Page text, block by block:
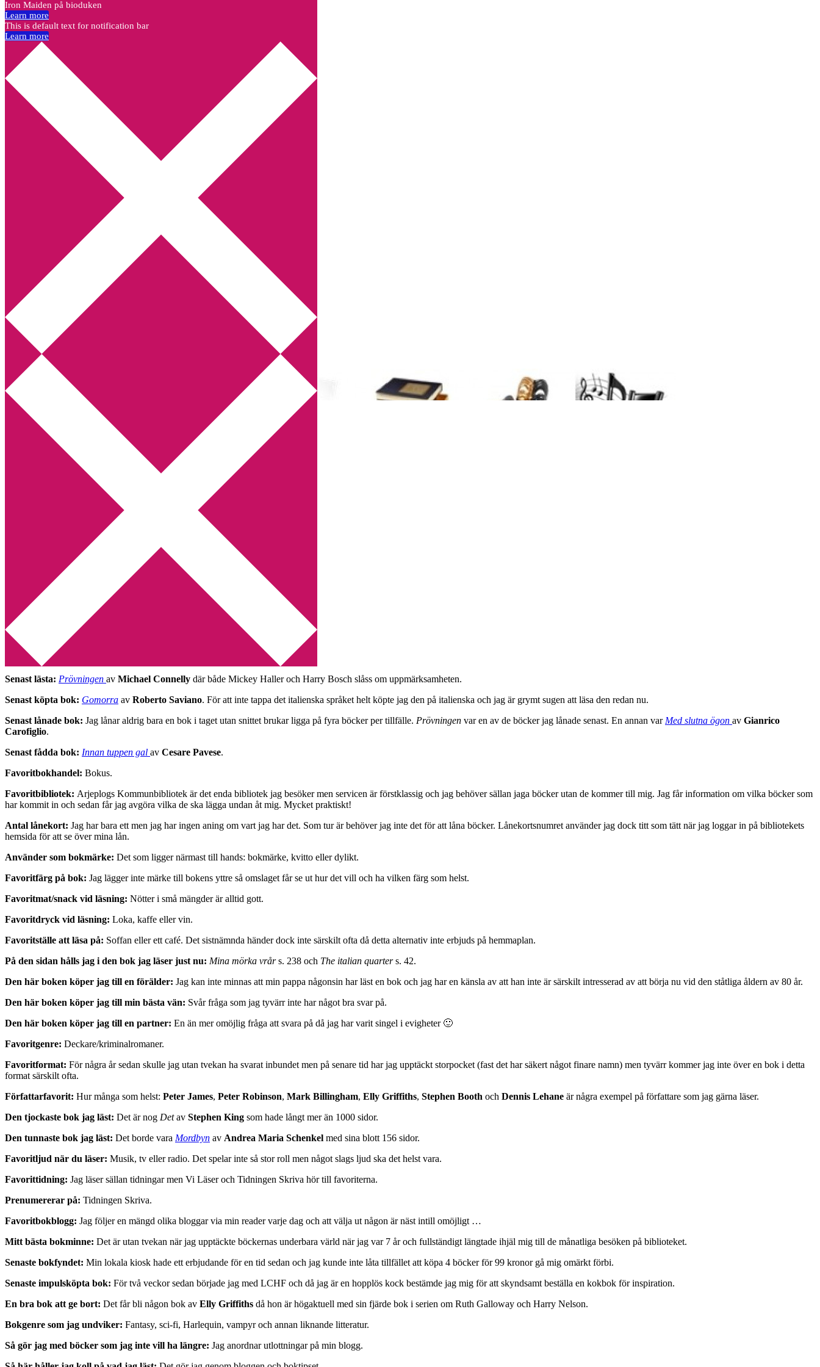
Annikas litteratur- och kulturblogg
Deckare, kriminalromaner, thrillers
Hem
Boktolva
Författarfemman
Kontakt
Webbshop Amazon
Utskriftscentralen
Min tv-blogg
You are here:Home Hej Bokkonsument: Alkb
Hej Bokkonsument: Alkb
2012-02-08 Annika
En enkät som jag hittade hos
Senast lästa: Prövningen av Michael Connelly där både Mickey Haller och Harry Bosch slåss om uppmärksamheten.
Senast köpta bok: Gomorra av Roberto Saviano. För att inte tappa det italienska språket helt köpte jag den på italienska och jag är grymt sugen att läsa den redan nu.
Senast lånade bok: Jag lånar aldrig bara en bok i taget utan snittet brukar ligga på fyra böcker per tillfälle. Prövningen var en av de böcker jag lånade senast. En annan var Med slutna ögon av Gianrico
Carofiglio.
Senast fådda bok: Innan tuppen gal av Cesare Pavese.
Favoritbokhandel: Bokus.
Favoritbibliotek: Arjeplogs Kommunbibliotek är det enda bibliotek jag besöker men servicen är förstklassig och jag behöver sällan jaga böcker utan de kommer till mig. Jag får information om vilka böcker som
har kommit in och sedan får jag avgöra vilka de ska lägga undan åt mig. Mycket praktiskt!
Antal lånekort: Jag har bara ett men jag har ingen aning om vart jag har det. Som tur är behöver jag inte det för att låna böcker. Lånekortsnumret använder jag dock titt som tätt när jag loggar in på bibliotekets
hemsida för att se över mina lån.
Använder som bokmärke: Det som ligger närmast till hands: bokmärke, kvitto eller dylikt.
Favoritfärg på bok: Jag lägger inte märke till bokens yttre så omslaget får se ut hur det vill och ha vilken färg som helst.
Favoritmat/snack vid läsning: Nötter i små mängder är alltid gott.
Favoritdryck vid läsning: Loka, kaffe eller vin.
Favoritställe att läsa på: Soffan eller ett café. Det sistnämnda händer dock inte särskilt ofta då detta alternativ inte erbjuds på hemmaplan.
På den sidan hålls jag i den bok jag läser just nu: Mina mörka vrårs. 238 och The italian quarters. 42.
Den här boken köper jag till en förälder: Jag kan inte minnas att min pappa någonsin har läst en bok och jag har en känsla av att han inte är särskilt intresserad av att börja nu vid den ståtliga åldern av 80 år.
Den här boken köper jag till min bästa vän: Svår fråga som jag tyvärr inte har något bra svar på.
Den här boken köper jag till en partner: En än mer omöjlig fråga att svara på då jag har varit singel i evigheter 🙂
Favoritgenre: Deckare/kriminalromaner.
Favoritformat: För några år sedan skulle jag utan tvekan ha svarat inbundet men på senare tid har jag upptäckt storpocket (fast det har säkert något finare namn) men tyvärr kommer jag inte över en bok i detta
format särskilt ofta.
Författarfavorit: Hur många som helst: Peter James, Peter Robinson, Mark Billingham, Elly Griffiths, Stephen Booth och Dennis Lehane är några exempel på författare som jag gärna läser.
Den tjockaste bok jag läst: Det är nog Detav Stephen King som hade långt mer än 1000 sidor.
Den tunnaste bok jag läst: Det borde vara Mordbyn av Andrea Maria Schenkel med sina blott 156 sidor.
Favoritljud när du läser: Musik, tv eller radio. Det spelar inte så stor roll men något slags ljud ska det helst vara.
Favorittidning: Jag läser sällan tidningar men Vi Läser och Tidningen Skriva hör till favoriterna.
Prenumererar på: Tidningen Skriva.
Favoritbokblogg: Jag följer en mängd olika bloggar via min reader varje dag och att välja ut någon är näst intill omöjligt …
Mitt bästa bokminne: Det är utan tvekan när jag upptäckte böckernas underbara värld när jag var 7 år och fullständigt längtade ihjäl mig till de månatliga besöken på biblioteket.
Senaste bokfyndet: Min lokala kiosk hade ett erbjudande för en tid sedan och jag kunde inte låta tillfället att köpa 4 böcker för 99 kronor gå mig omärkt förbi.
Senaste impulsköpta bok: För två veckor sedan började jag med LCHF och då jag är en hopplös kock bestämde jag mig för att skyndsamt beställa en kokbok för inspiration.
En bra bok att ge bort: Det får bli någon bok av Elly Griffiths då hon är högaktuell med sin fjärde bok i serien om Ruth Galloway och Harry Nelson.
Bokgenre som jag undviker: Fantasy, sci-fi, Harlequin, vampyr och annan liknande litteratur.
Så gör jag med böcker som jag inte vill ha längre: Jag anordnar utlottningar på min blogg.
Iron Maiden på bioduken
Learn more
This is default text for notification bar
Learn more